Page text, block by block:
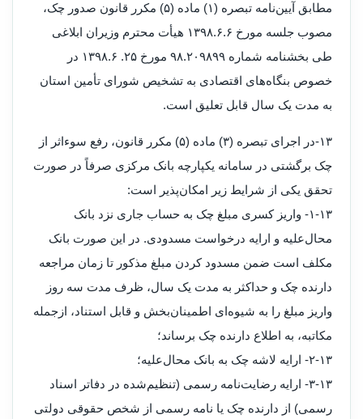
مطابق آیین‌نامه تبصره (۱) ماده (۵) مکرر قانون صدور چک،
مصوب جلسه مورخ ۶‏‏.۶‏‏.۱۳۹۸ هیأت محترم وزیران ابلاغی
طی بخشنامه شماره ۲۰۹۸۹۹‏‏.۹۸ مورخ ۲۵. ۶‏‏.۱۳۹۸ در
خصوص بنگاه‌های اقتصادی به تشخیص شورای تأمین استان
به مدت یک سال قابل تعلیق است.
۱۳-در اجرای تبصره (۳) ماده (۵) مکرر قانون، رفع سوءاثر از
چک برگشتی در سامانه یکپارچه بانک مرکزی صرفاً در صورت
تحقق یکی از شرایط زیر امکان‌پذیر است:
۱۳‏-۱‏- واریز کسری مبلغ چک به حساب جاری نزد بانک
محال‌علیه و ارایه درخواست مسدودی. در این صورت بانک
مکلف است ضمن مسدود کردن مبلغ مذکور تا زمان مراجعه
دارنده چک و حداکثر به مدت یک سال، ظرف مدت سه روز
واریز مبلغ را به شیوه‌ای اطمینان‌بخش و قابل استناد، ازجمله
مکاتبه، به اطلاع دارنده چک برساند؛
۱۳‏-۲‏- ارایه لاشه چک به بانک محال‌علیه؛
۱۳‏-۳‏- ارایه رضایت‌نامه رسمی (تنظیم‌شده در دفاتر اسناد
رسمی) از دارنده چک یا نامه رسمی از شخص حقوقی دولتی